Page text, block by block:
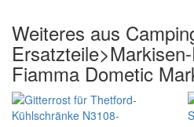
Weiteres aus
Fiamma Dometic